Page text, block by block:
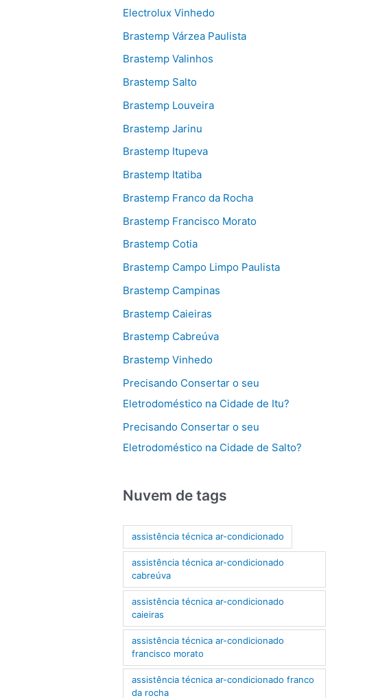
Electrolux Vinhedo
Brastemp Várzea Paulista
Brastemp Valinhos
Brastemp Salto
Brastemp Louveira
Brastemp Jarinu
Brastemp Itupeva
Brastemp Itatiba
Brastemp Franco da Rocha
Brastemp Francisco Morato
Brastemp Cotia
Brastemp Campo Limpo Paulista
Brastemp Campinas
Brastemp Caieiras
Brastemp Cabreúva
Brastemp Vinhedo
Precisando Consertar o seu
Eletrodoméstico na Cidade de Itu?
Precisando Consertar o seu
Eletrodoméstico na Cidade de Salto?
Nuvem de tags
assistência técnica ar-condicionado
assistência técnica ar-condicionado
cabreúva
assistência técnica ar-condicionado
caieiras
assistência técnica ar-condicionado
francisco morato
assistência técnica ar-condicionado franco
da rocha